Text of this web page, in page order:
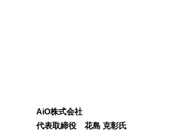
AiO株式会社
代表取締役 花島 克彰氏